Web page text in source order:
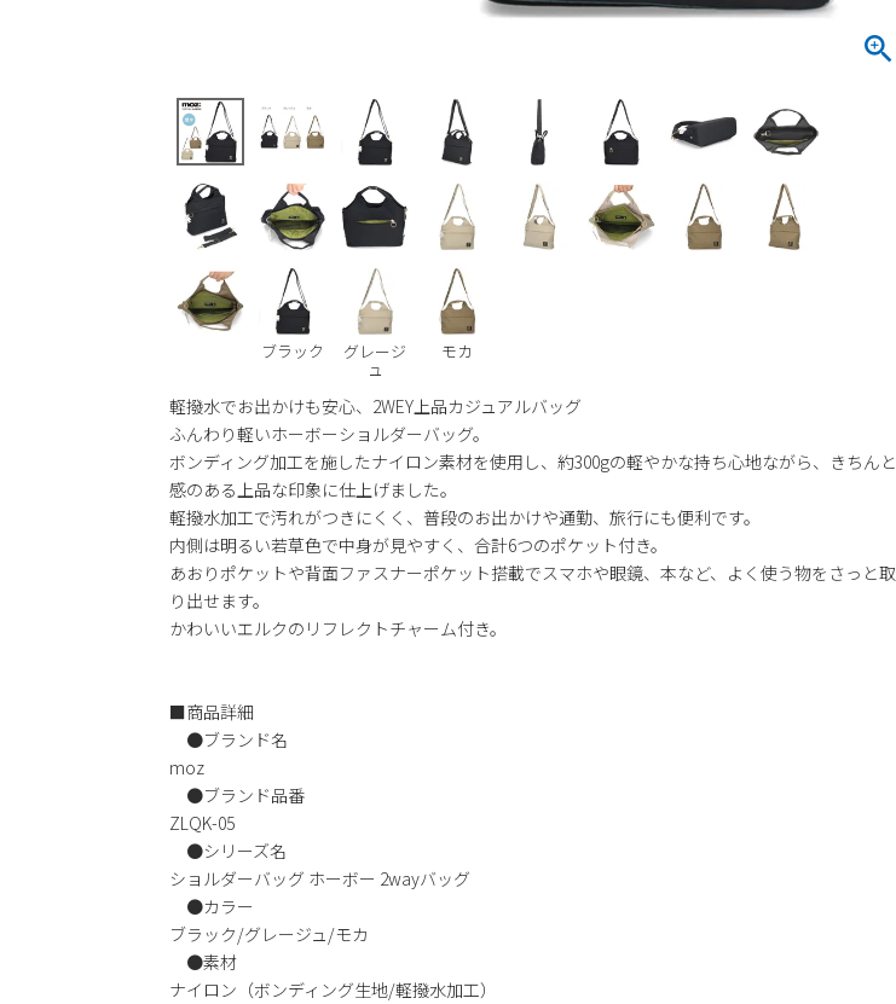
ブラック グレージ
ュ
モカ
軽撥水でお出かけも安心、2WEY上品カジュアルバッグ
ふんわり軽いホーボーショルダーバッグ。
ボンディング加工を施したナイロン素材を使用し、約300gの軽やかな持ち心地ながら、きちんと
感のある上品な印象に仕上げました。
軽撥水加工で汚れがつきにくく、普段のお出かけや通勤、旅行にも便利です。
内側は明るい若草色で中身が見やすく、合計6つのポケット付き。
あおりポケットや背面ファスナーポケット搭載でスマホや眼鏡、本など、よく使う物をさっと取
り出せます。
かわいいエルクのリフレクトチャーム付き。
■商品詳細
●ブランド名
moz
●ブランド品番
ZLQK-05
●シリーズ名
ショルダーバッグ ホーボー 2wayバッグ
●カラー
ブラック/グレージュ/モカ
●素材
ナイロン（ボンディング生地/軽撥水加工）